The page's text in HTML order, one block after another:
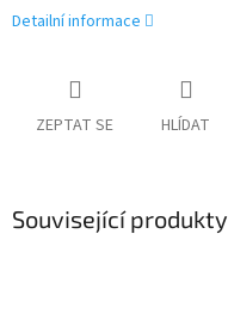
Detailní informace
ZEPTAT SE HLÍDAT
Související produkty